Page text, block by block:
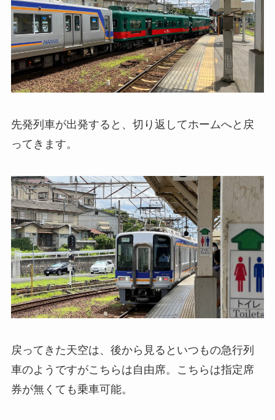
先発列車が出発すると、切り返してホームへと戻
ってきます。
戻ってきた天空は、後から見るといつもの急行列
車のようですがこちらは自由席。こちらは指定席
券が無くても乗車可能。